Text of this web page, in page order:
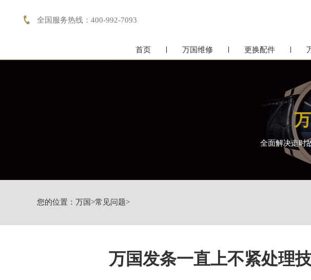
 全国服务热线：400-992-7093
首页 万国维修 更换配件
全面解决走时
您的位置： 万国>常见问题>
万国发条一直上不紧处理